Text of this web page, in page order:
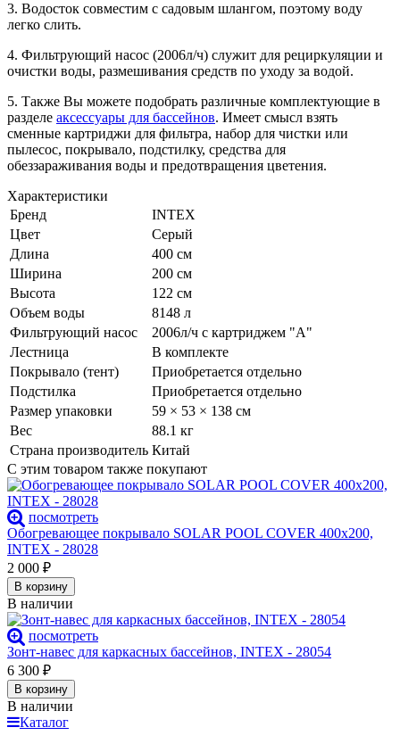
3. Водосток совместим с садовым шлангом, поэтому воду
легко слить.
4. Фильтрующий насос (2006л/ч) служит для рециркуляции и
очистки воды, размешивания средств по уходу за водой.
5. Также Вы можете подобрать различные комплектующие в
разделе аксессуары для бассейнов. Имеет смысл взять
сменные картриджи для фильтра, набор для чистки или
пылесос, покрывало, подстилку, средства для
обеззараживания воды и предотвращения цветения.
Характеристики
Бренд
INTEX
Цвет
Серый
Длина
400 см
Ширина
200 см
Высота
122 см
Объем воды
8148 л
Фильтрующий насос
2006л/ч с картриджем "А"
Лестница
В комплекте
Покрывало (тент)
Приобретается отдельно
Подстилка
Приобретается отдельно
Размер упаковки
59 × 53 × 138 см
Вес
88.1 кг
Страна производитель Китай
С этим товаром также покупают
посмотреть
Обогревающее покрывало SOLAR POOL COVER 400х200,
INTEX - 28028
2 000 ₽
В корзину
В наличии
посмотреть
Зонт-навес для каркасных бассейнов, INTEX - 28054
6 300 ₽
В корзину
В наличии
Каталог